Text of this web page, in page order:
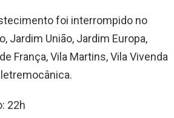
foi interrompido no
Jardim União, Jardim Europa,
França, Vila Martins, Vila Vivenda
22h